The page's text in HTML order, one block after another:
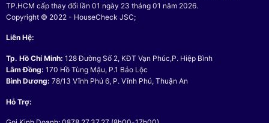
TP.HCM cấp thay đổi lần 01 ngày 23 tháng 01 năm 2026.
Copyright © 2022 - HouseCheck JSC;
Liên Hệ:
Tp. Hồ Chí Minh: 128 Đường Số 2, KĐT Vạn Phúc,P. Hiệp Bình
Lâm Đồng: 170 Hồ Tùng Mậu, P.1 Bảo Lộc
Bình Dương: 78/13 Vĩnh Phú 6, P. Vĩnh Phú, Thuận An
Hỗ Trợ: